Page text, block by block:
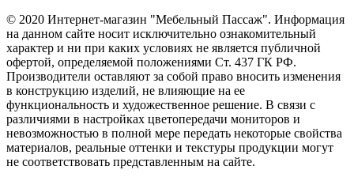
© 2020 Интернет-магазин "Мебельный Пассаж". Информация
на данном сайте носит исключительно ознакомительный
характер и ни при каких условиях не является публичной
офертой, определяемой положениями Ст. 437 ГК РФ.
Производители оставляют за собой право вносить изменения
в конструкцию изделий, не влияющие на ее
функциональность и художественное решение. В связи с
различиями в настройках цветопередачи мониторов и
невозможностью в полной мере передать некоторые свойства
материалов, реальные оттенки и текстуры продукции могут
не соответствовать представленным на сайте.